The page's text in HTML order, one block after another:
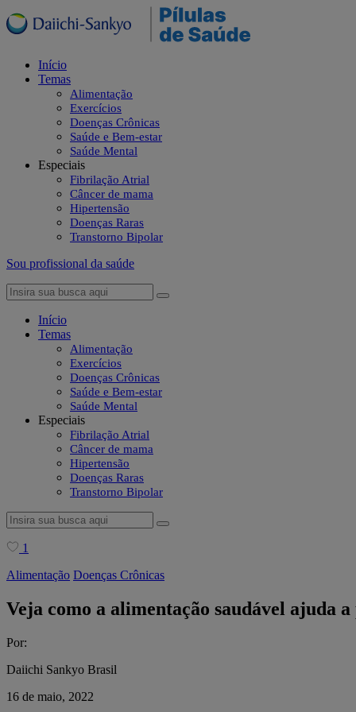
Início
Temas
Alimentação
Exercícios
Doenças Crônicas
Saúde e Bem-estar
Saúde Mental
Especiais
Fibrilação Atrial
Câncer de mama
Hipertensão
Doenças Raras
Transtorno Bipolar
Sou profissional da saúde
Início
Temas
Alimentação
Exercícios
Doenças Crônicas
Saúde e Bem-estar
Saúde Mental
Especiais
Fibrilação Atrial
Câncer de mama
Hipertensão
Doenças Raras
Transtorno Bipolar
1
Alimentação Doenças Crônicas
Veja como a alimentação saudável ajuda
Por:
Daiichi Sankyo Brasil
16 de maio, 2022